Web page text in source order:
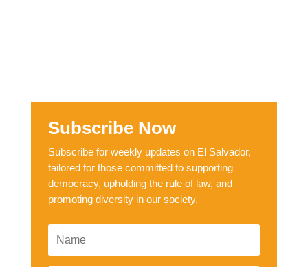
Subscribe Now
Subscribe for weekly updates on El Salvador,
tailored for those committed to supporting
democracy, upholding the rule of law, and
promoting diversity in our society.